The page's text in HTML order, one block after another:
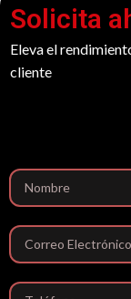
Solicita
Eleva el
cliente